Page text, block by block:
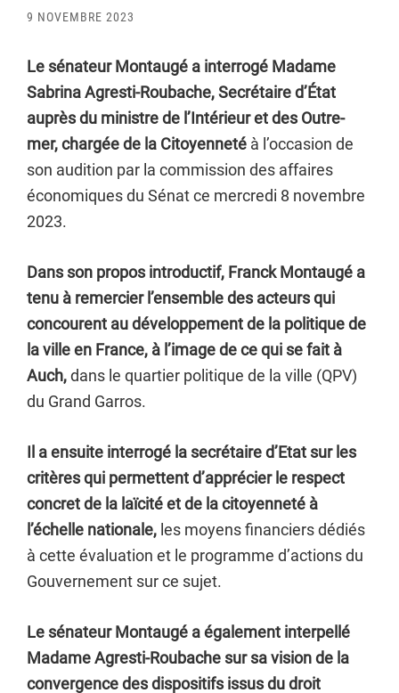
9 NOVEMBRE 2023
Le sénateur Montaugé a interrogé Madame
Sabrina Agresti-Roubache, Secrétaire d’État
auprès du ministre de l’Intérieur et des Outre-
mer, chargée de la Citoyenneté à l’occasion de
son audition par la commission des affaires
économiques du Sénat ce mercredi 8 novembre
2023.
Dans son propos introductif, Franck Montaugé a
tenu à remercier l’ensemble des acteurs qui
concourent au développement de la politique de
la ville en France, à l’image de ce qui se fait à
Auch,dans le quartier politique de la ville (QPV)
du Grand Garros.
Il a ensuite interrogé la secrétaire d’Etat sur les
critères qui permettent d’apprécier le respect
concret de la laïcité et de la citoyenneté à
l’échelle nationale, les moyens financiers dédiés
à cette évaluation et le programme d’actions du
Gouvernement sur ce sujet.
Le sénateur Montaugé a également interpellé
Madame Agresti-Roubache sur sa vision de la
convergence des dispositifs issus du droit